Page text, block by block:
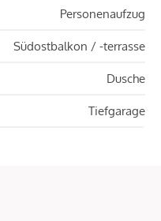
Personenaufzug
Südostbalkon / -terrasse
Dusche
Tiefgarage